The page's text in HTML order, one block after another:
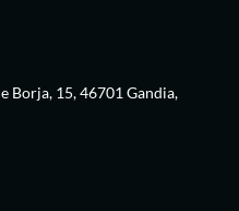
Borja, 15, 46701 Gandia,